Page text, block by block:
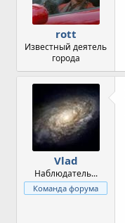
rott
Известный деятель
города
Vlad
Наблюдатель...
Команда форума